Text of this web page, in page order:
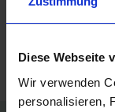
Diese Webseite
Wir verwenden
personalisieren,
Sie haben keine